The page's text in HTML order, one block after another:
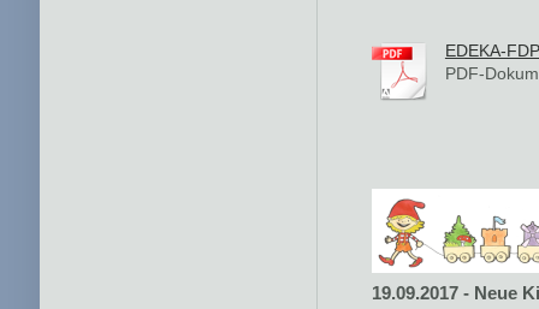
EDEKA-
PDF-
19.09.2017 - Neue